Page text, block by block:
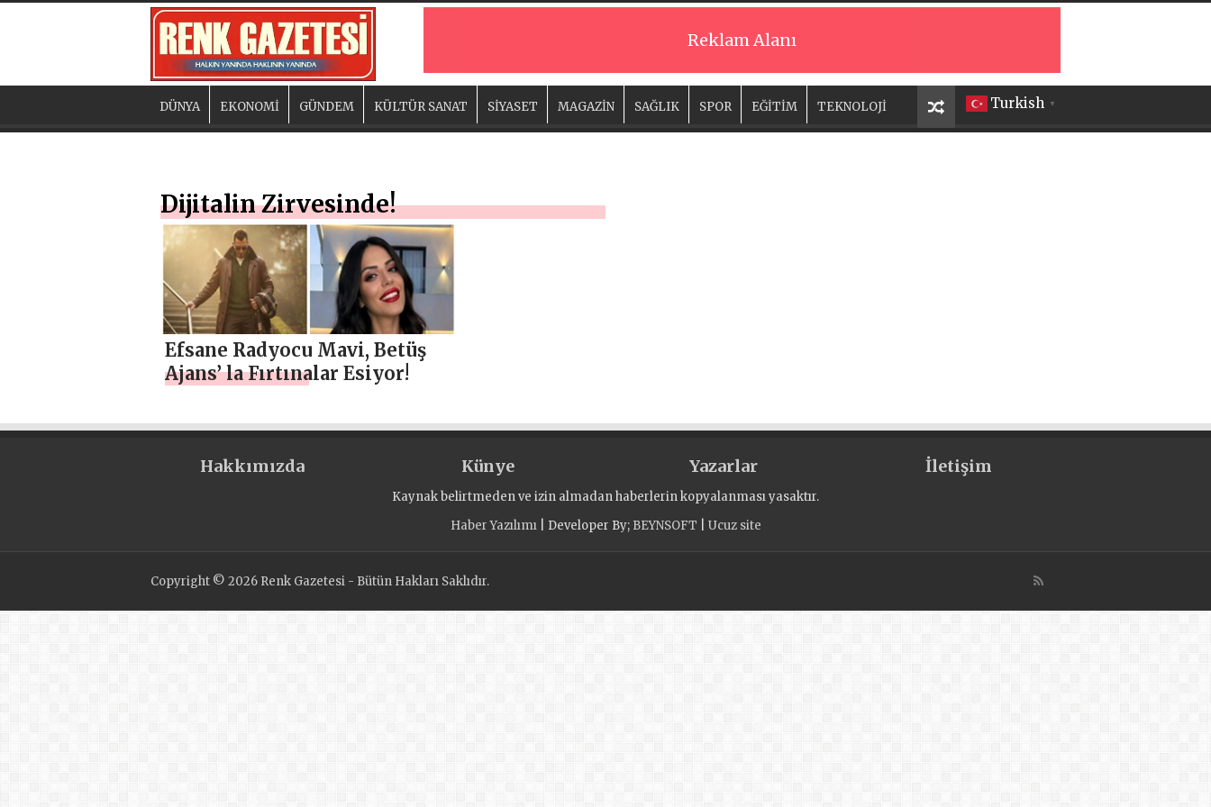
Reklam Alanı
Turkish ▼
DÜNYA EKONOMİ GÜNDEM KÜLTÜR SANAT SİYASET MAGAZİN SAĞLIK SPOR EĞİTİM TEKNOLOJİ
Dijitalin Zirvesinde!
Efsane Radyocu Mavi, Betüş
Ajans’ la Fırtınalar Esiyor!
Hakkımızda Künye Yazarlar İletişim
Kaynak belirtmeden ve izin almadan haberlerin kopyalanması yasaktır.
Haber Yazılımı| Developer By; BEYNSOFT Ucuz site
Copyright © 2026 Renk Gazetesi - Bütün Hakları Saklıdır.